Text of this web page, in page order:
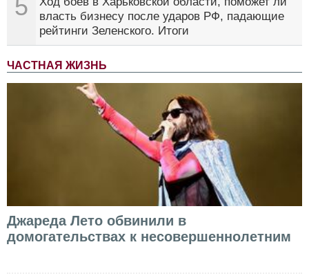
5
власть бизнесу после ударов РФ, падающие
рейтинги Зеленского. Итоги
ЧАСТНАЯ ЖИЗНЬ
Джареда Лето обвинили в
домогательствах к несовершеннолетним